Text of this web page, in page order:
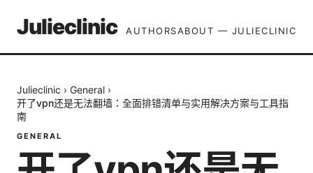
Julieclinic AUTHORSABOUT — JULIECLINIC
Julieclinic › General ›
开了vpn还是无法翻墙：全面排错清单与实用解决方案与工具指
南
GENERAL